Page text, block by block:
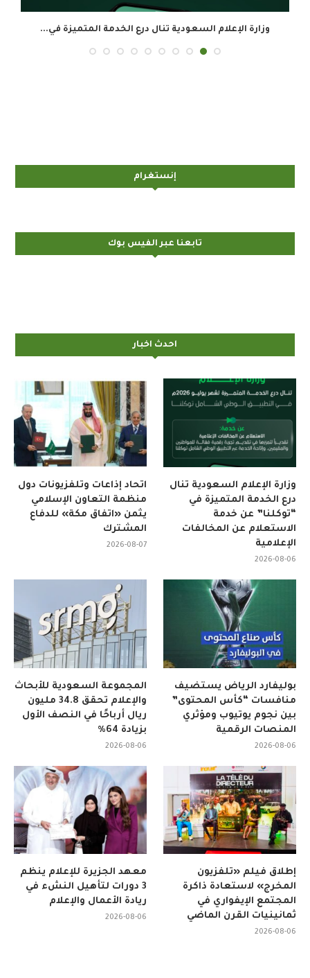
وزارة الإعلام السعودية تنال درع الخدمة المتميزة في...
إنستغرام
تابعنا عبر الفيس بوك
احدث اخبار
اتحاد إذاعات وتلفزيونات دول
منظمة التعاون الإسلامي
يثمن «اتفاق مكة» للدفاع
المشترك
2026-08-07
وزارة الإعلام السعودية تنال
درع الخدمة المتميزة في
“توكلنا” عن خدمة
الاستعلام عن المخالفات
الإعلامية
2026-08-06
المجموعة السعودية للأبحاث
والإعلام تحقق 34.8 مليون
ريال أرباحًا في النصف الأول
بزيادة 64%
2026-08-06
بوليفارد الرياض يستضيف
منافسات “كأس المحتوى”
بين نجوم يوتيوب ومؤثري
المنصات الرقمية
2026-08-06
معهد الجزيرة للإعلام ينظم
3 دورات لتأهيل النشء في
ريادة الأعمال والإعلام
2026-08-06
إطلاق فيلم «تلفزيون
المخرج» لاستعادة ذاكرة
المجتمع الإيفواري في
ثمانينيات القرن الماضي
2026-08-06